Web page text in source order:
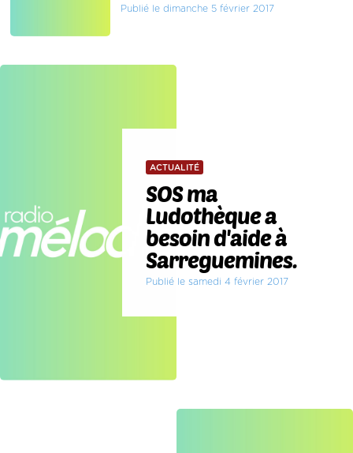
Publié le dimanche 5 février 2017
ACTUALITÉ
SOS ma
Ludothèque a
besoin d'aide à
Sarreguemines.
Publié le samedi 4 février 2017